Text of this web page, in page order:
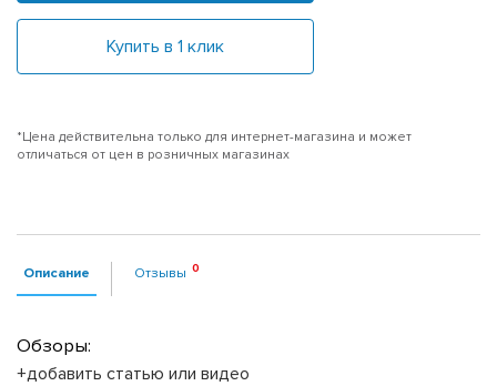
Купить в 1 клик
*Цена действительна только для интернет-магазина и может
отличаться от цен в розничных магазинах
Описание Отзывы
Обзоры:
+добавить статью или видео